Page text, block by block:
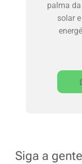
palma
solar
Siga a gente